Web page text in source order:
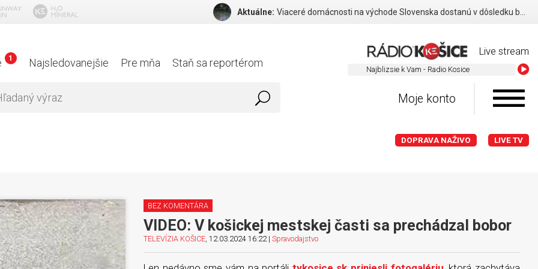
Aktuálne:
Live stream
1 Najsledovanejšie Pre mňa Staň sa reportérom
Moje konto
DOPRAVA NAŽIVO LIVE TV
BEZ KOMENTÁRA
VIDEO: V košickej mestskej časti sa prechádzal bobor
TELEVÍZIA KOŠICE , 12.03.2024 16:22 | Spravodajstvo